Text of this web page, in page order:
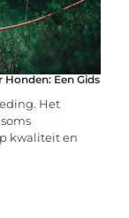
Een Gids
Het
kwaliteit en